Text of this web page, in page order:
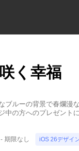
く幸福
ブルーの背景で春爛漫
中の方へのプレゼント
期限なし iOS 26デザイ